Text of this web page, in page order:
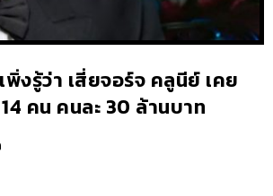
พิ่งรู้ว่า เสี่ยจอร์จ คลูนีย์ เคย
คน คนละ 30 ล้านบาท